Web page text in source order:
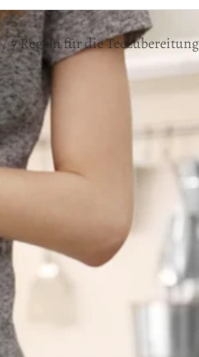
7 Regeln für die Teezubereitung